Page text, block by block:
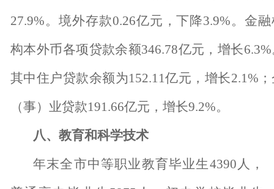
27.9%。境外存款0.26亿元，下降3.9%。金
构本外币各项贷款余额346.78亿元，增长6.3%
其中住户贷款余额为152.11亿元，增长2.1%
（事）业贷款191.66亿元，增长9.2%。
八、教育和科学技术
年末全市中等职业教育毕业生4390 人，